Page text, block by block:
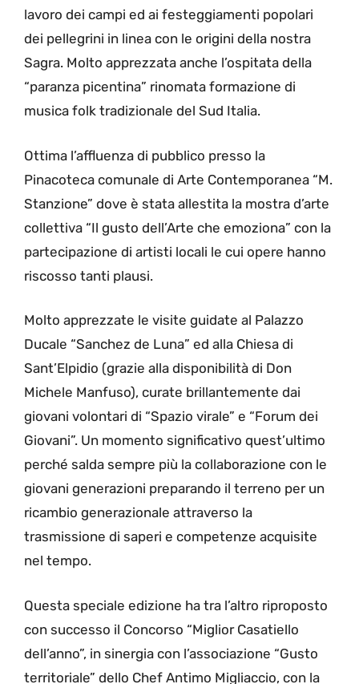
lavoro dei campi ed ai festeggiamenti popolari
dei pellegrini in linea con le origini della nostra
Sagra. Molto apprezzata anche l’ospitata della
“paranza picentina” rinomata formazione di
musica folk tradizionale del Sud Italia.
Ottima l’affluenza di pubblico presso la
Pinacoteca comunale di Arte Contemporanea “M.
Stanzione” dove è stata allestita la mostra d’arte
collettiva “Il gusto dell’Arte che emoziona” con la
partecipazione di artisti locali le cui opere hanno
riscosso tanti plausi.
Molto apprezzate le visite guidate al Palazzo
Ducale “Sanchez de Luna” ed alla Chiesa di
Sant’Elpidio (grazie alla disponibilità di Don
Michele Manfuso), curate brillantemente dai
giovani volontari di “Spazio virale” e “Forum dei
Giovani”. Un momento significativo quest’ultimo
perché salda sempre più la collaborazione con le
giovani generazioni preparando il terreno per un
ricambio generazionale attraverso la
trasmissione di saperi e competenze acquisite
nel tempo.
Questa speciale edizione ha tra l’altro riproposto
con successo il Concorso “Miglior Casatiello
dell’anno”, in sinergia con l’associazione “Gusto
territoriale” dello Chef Antimo Migliaccio, con la